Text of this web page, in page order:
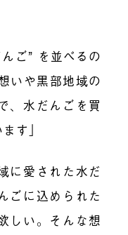
ご” を並べるの
いや黒部地域の
、水だんごを買
す」
に愛された水だ
ごに込められた
しい。そんな想